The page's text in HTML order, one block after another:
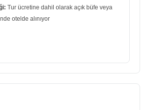
Tur ücretine dahil olarak açık büfe veya
otelde alınıyor